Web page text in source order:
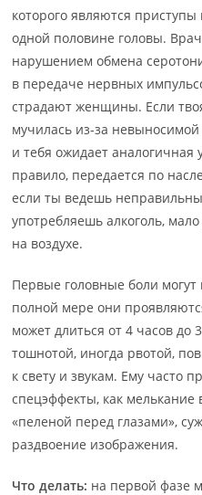
которого являются
одной половине головы.
нарушением обмена
в передаче нервных
страдают женщины. Если
мучилась из-за невыносимой
и тебя ожидает аналогичная
правило, передается по
если ты ведешь
употребляешь алкоголь,
на воздухе.
Первые головные боли
полной мере они
может длиться от 4 часов до
тошнотой, иногда рвотой,
к свету и звукам. Ему часто
спецэффекты, как
«пеленой перед глазами»,
раздвоение изображения.
Что делать: на первой фазе